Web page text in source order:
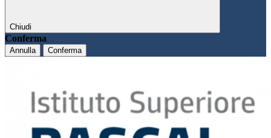
Chiudi
Conferma
Annulla Conferma